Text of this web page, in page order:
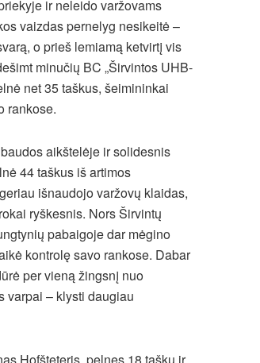
ir neleido varžovams
vaizdas pernelyg nesikeitė –
o prieš lemiamą ketvirtį vis
minučių BC „Širvintos UHB-
net 35 taškus, šeimininkai
rankose.
aikštelėje ir solidesnis
44 taškus iš artimos
išnaudojo varžovų klaidas,
ryškesnis. Nors Širvintų
pabaigoje dar mėgino
kontrolę savo rankose. Dabar
per vieną žingsnį nuo
varpai – klysti daugiau